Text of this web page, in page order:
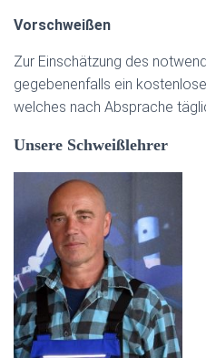
Vorschweißen
Zur Einschätzung des
gegebenenfalls ein
welches nach Absprache
Unsere Schweißlehrer